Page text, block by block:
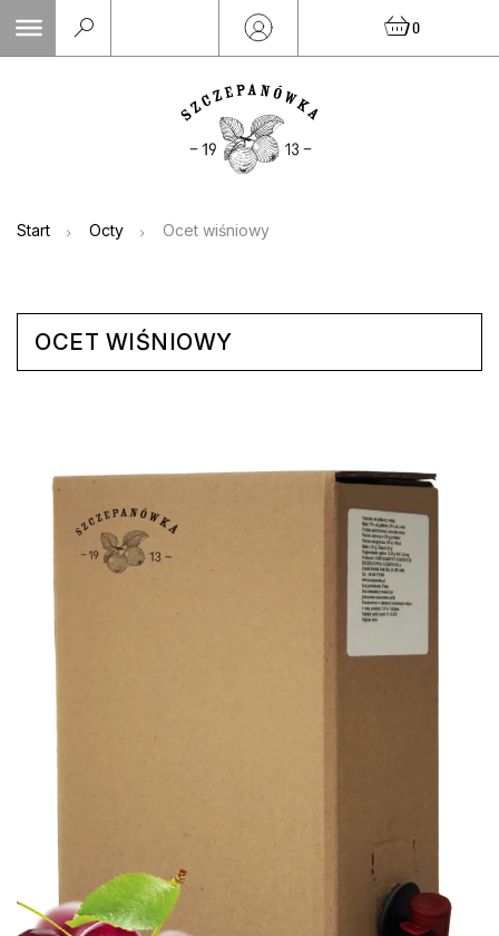
Skip
0
Start Octy Ocet wiśniowy
OCET WIŚNIOWY